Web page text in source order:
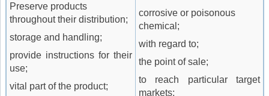
Preserve products
throughout their distribution;
storage and handling;
provide instructions for their
use;
vital part of the product;
corrosive or poisonous
chemical;
with regard to;
the point of sale;
to reach particular target
markets;